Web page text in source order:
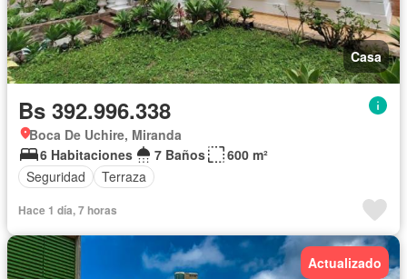
Casa
Bs 392.996.338
Boca De Uchire, Miranda
6 Habitaciones
7 Baños
600 m²
Seguridad
Terraza
Hace 1 día, 7 horas
Actualizado